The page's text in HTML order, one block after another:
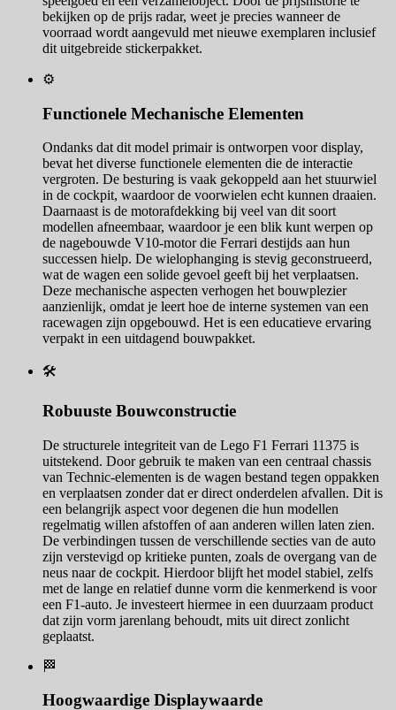
bekijken op de prijs radar, weet je precies wanneer de
voorraad wordt aangevuld met nieuwe exemplaren inclusief
dit uitgebreide stickerpakket.
⚙️
Functionele Mechanische Elementen
Ondanks dat dit model primair is ontworpen voor display,
bevat het diverse functionele elementen die de interactie
vergroten. De besturing is vaak gekoppeld aan het stuurwiel
in de cockpit, waardoor de voorwielen echt kunnen draaien.
Daarnaast is de motorafdekking bij veel van dit soort
modellen afneembaar, waardoor je een blik kunt werpen op
de nagebouwde V10-motor die Ferrari destijds aan hun
successen hielp. De wielophanging is stevig geconstrueerd,
wat de wagen een solide gevoel geeft bij het verplaatsen.
Deze mechanische aspecten verhogen het bouwplezier
aanzienlijk, omdat je leert hoe de interne systemen van een
racewagen zijn opgebouwd. Het is een educatieve ervaring
verpakt in een uitdagend bouwpakket.
🛠️
Robuuste Bouwconstructie
De structurele integriteit van de Lego F1 Ferrari 11375 is
uitstekend. Door gebruik te maken van een centraal chassis
van Technic-elementen is de wagen bestand tegen oppakken
en verplaatsen zonder dat er direct onderdelen afvallen. Dit is
een belangrijk aspect voor degenen die hun modellen
regelmatig willen afstoffen of aan anderen willen laten zien.
De verbindingen tussen de verschillende secties van de auto
zijn verstevigd op kritieke punten, zoals de overgang van de
neus naar de cockpit. Hierdoor blijft het model stabiel, zelfs
met de lange en relatief dunne vorm die kenmerkend is voor
een F1-auto. Je investeert hiermee in een duurzaam product
dat zijn vorm jarenlang behoudt, mits uit direct zonlicht
geplaatst.
🏁
Hoogwaardige Displaywaarde